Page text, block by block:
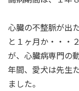
心臓の不整脈が出
と１ヶ月か・・・
が、心臓病専門の
年間、愛犬は先生
ました。